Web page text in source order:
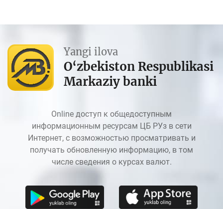
Yangi ilova
O‘zbekiston Respublikasi
Markaziy banki
Online доступ к общедоступным
информационным ресурсам ЦБ РУз в сети
Интернет, с возможностью просматривать и
получать обновленную информацию, в том
числе сведения о курсах валют.